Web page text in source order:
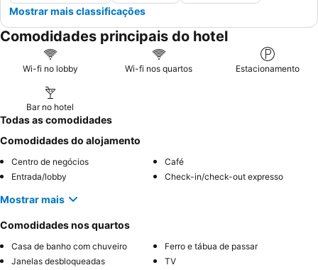
Mostrar mais classificações
Comodidades principais do hotel
Wi-fi no lobby Wi-fi nos quartos Estacionamento
Bar no hotel
Todas as comodidades
Comodidades do alojamento
Centro de negócios
Café
Entrada/lobby
Check-in/check-out expresso
Mostrar mais
Comodidades nos quartos
Casa de banho com chuveiro
Ferro e tábua de passar
Janelas desbloqueadas
TV